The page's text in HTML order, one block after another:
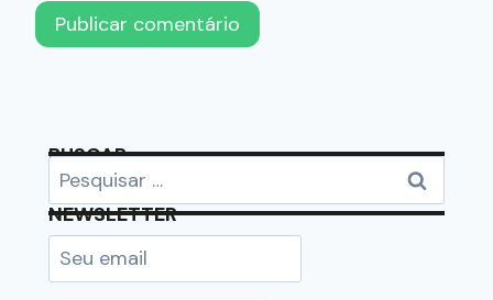
BUSCAR
NEWSLETTER